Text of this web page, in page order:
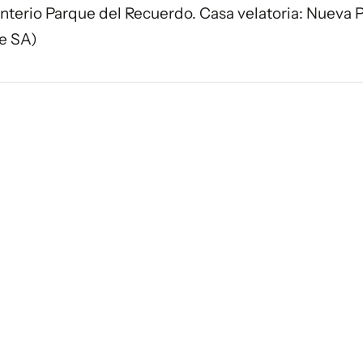
Parque del Recuerdo. Casa velatoria: Nueva
SA)